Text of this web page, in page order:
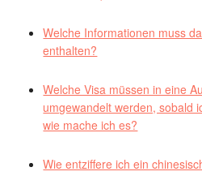
Welche Informationen muss
enthalten?
Welche Visa müssen in eine
umgewandelt werden, sobald
wie mache ich es?
Wie entziffere ich ein